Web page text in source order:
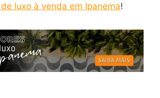
luxo à venda em Ipanema!